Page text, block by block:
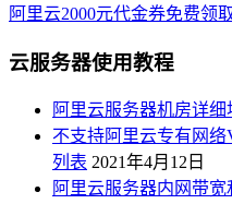
阿里云2000元代金券免费领
云服务器使用教程
阿里云服务器机房详细
不支持阿里云专有网
列表 2021年4月12日
阿里云服务器内网带